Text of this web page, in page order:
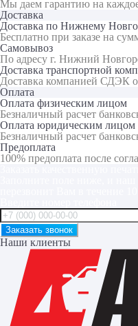
Мы даем гарантию на
Доставка
Доставка по Нижнему
Бесплатно при заказе на
Самовывоз
По адресу г. Нижний
Доставка транспортной
Доставка компанией СДЭК
Оплата
Оплата физическим лицом
Безналичный расчет
Оплата юридическим лицом
Безналичный расчет
Предоплата
100% предоплата после
Наши клиенты